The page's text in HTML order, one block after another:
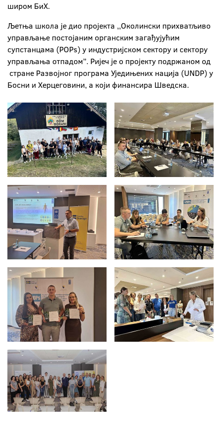
широм БиХ.
Љетња школа је дио пројекта ,,Околински прихватљиво
управљање постојаним органским загађујућим
супстанцама (POPs) у индустријском сектору и сектору
управљања отпадом”. Ријеч је о пројекту подржаном од
стране Развојног програма Уједињених нација (UNDP) у
Босни и Херцеговини, а који финансира Шведска.